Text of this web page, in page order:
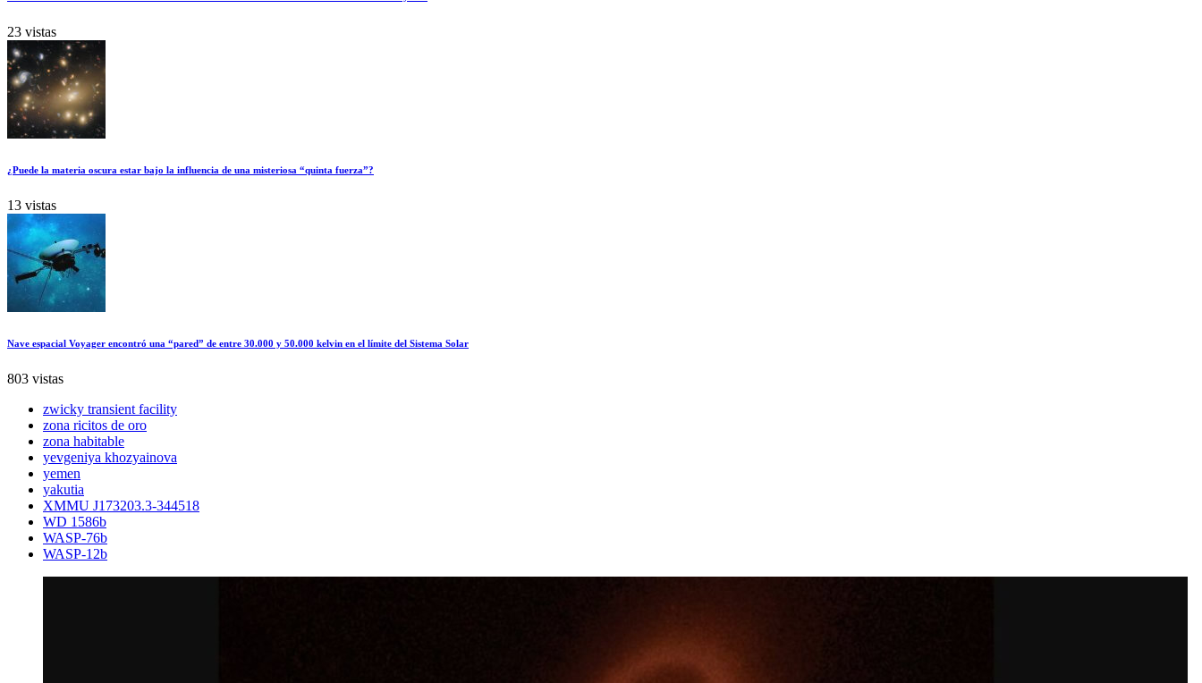
23 vistas
¿Puede la materia oscura estar bajo la influencia de una misteriosa “quinta fuerza”?
13 vistas
Nave espacial Voyager encontró una “pared” de entre 30.000 y 50.000 kelvin en el límite del Sistema Solar
803 vistas
zwicky transient facility
zona ricitos de oro
zona habitable
yevgeniya khozyainova
yemen
yakutia
XMMU J173203.3-344518
WD 1586b
WASP-76b
WASP-12b